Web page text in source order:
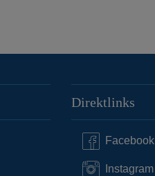
Direktlinks
Facebook
Instagram